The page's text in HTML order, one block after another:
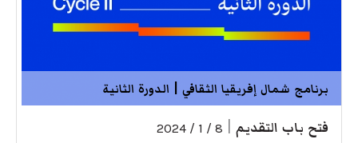
برنامج شمال إفريقيا الثقافي | الدورة الثانية
فتح باب التقديم 8 / 1 / 2024